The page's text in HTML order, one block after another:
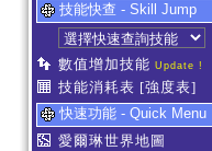
技能快查 - Skill Jump
數值增加技能 Update !
技能消耗表 [強度表]
快速功能 - Quick Menu
愛爾琳世界地圖